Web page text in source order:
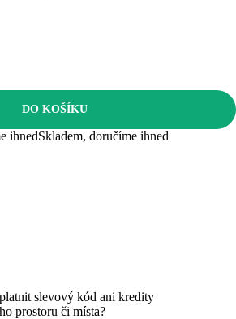
DO KOŠÍKU
ihnedSkladem, doručíme ihned
slevový kód ani kredity
prostoru či místa?